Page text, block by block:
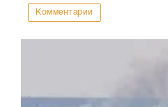
Комментарии